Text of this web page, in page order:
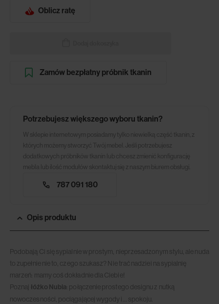
Oblicz ratę
Zamów bezpłatny próbnik tkanin
Potrzebujesz większego wyboru tkanin?
W sklepie internetowym posiadamy tylko niewielką część tkanin, z
których możemy stworzyć Twój mebel. Jeśli potrzebujesz
dodatkowych próbników tkanin lub chcesz zmienić konfigurację
mebla lub ilość modułów skontaktuj się z naszym biurem obsługi.
787 091 180
Opis produktu
Podobają Ci się sypialnie w prostym, nieprzesadzonym stylu, ale nuda
to zupełnie nie to, czego szukasz? Nie trać nadziei na sypialnię
marzeń: mamy coś dokładnie dla Ciebie!
Poznaj łóżko Nubia: połączenie prostego designu z nutką
nowoczesności, pociągającej wygody i… spokoju.